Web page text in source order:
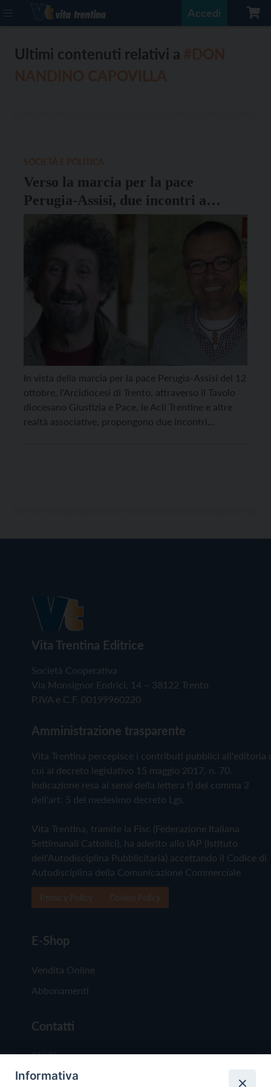
Accedi
Ultimi contenuti relativi a
Verso la marcia per la pace
Perugia-Assisi, due incontri a
Trento e Rovereto
In vista della marcia per la pace Perugia-Assisi del 12
ottobre, l’Arcidiocesi di Trento, attraverso il Tavolo
diocesano Giustizia e Pace, le Acli Trentine e altre
realtà associative, propongono due incontri
Vita Trentina Editrice
Società Cooperativa
Via Monsignor Endrici, 14 – 38122 Trento
P.IVA e C.F. 00199960220
Amministrazione trasparente
Vita Trentina percepisce i contributi pubblici all'editoria
cui al decreto legislativo 15 maggio 2017, n. 70.
Indicazione resa ai sensi della lettera f) del comma 2
dell'art. 5 del medesimo decreto Lgs.
Vita Trentina, tramite la Fisc (Federazione Italiana
Settimanali Cattolici), ha aderito allo IAP (Istituto
dell'Autodisciplina Pubblicitaria) accettando il Codice di
Autodisciplina della Comunicazione Commerciale
E-Shop
Vendita Online
Abbonamenti
Contatti
Chi Siamo
Redazione
Informativa